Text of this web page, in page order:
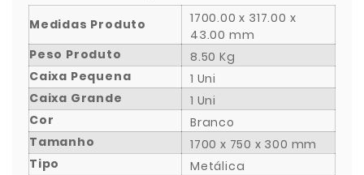
Medidas Produto
1700.00 x 317.00 x
43.00 mm
Peso Produto
8.50 Kg
Caixa Pequena
1 Uni
Caixa Grande
1 Uni
Cor
Branco
Tamanho
1700 x 750 x 300 mm
Tipo
Metálica